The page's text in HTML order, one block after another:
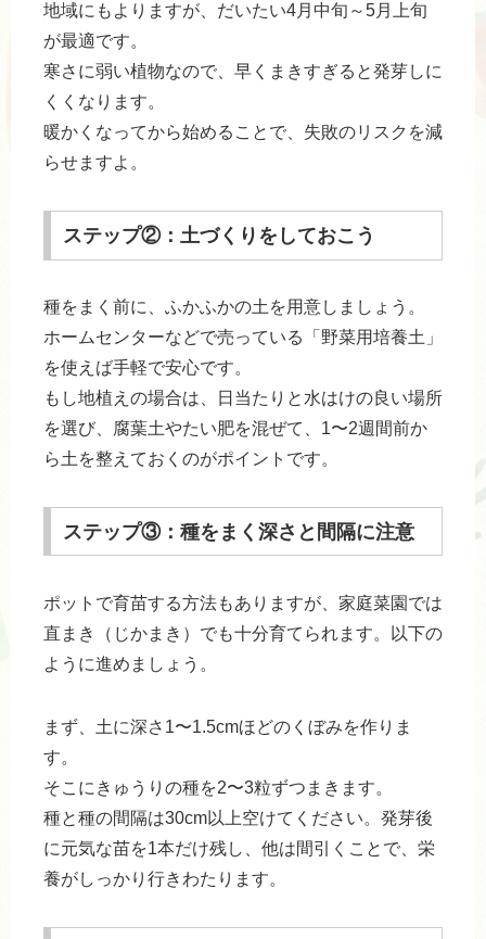
地域にもよりますが、だいたい4月中旬～5月上旬
が最適です。
寒さに弱い植物なので、早くまきすぎると発芽しに
くくなります。
暖かくなってから始めることで、失敗のリスクを減
らせますよ。
ステップ②：土づくりをしておこう
種をまく前に、ふかふかの土を用意しましょう。
ホームセンターなどで売っている「野菜用培養土」
を使えば手軽で安心です。
もし地植えの場合は、日当たりと水はけの良い場所
を選び、腐葉土やたい肥を混ぜて、1〜2週間前か
ら土を整えておくのがポイントです。
ステップ③：種をまく深さと間隔に注意
ポットで育苗する方法もありますが、家庭菜園では
直まき（じかまき）でも十分育てられます。以下の
ように進めましょう。
まず、土に深さ1〜1.5cmほどのくぼみを作りま
す。
そこにきゅうりの種を2〜3粒ずつまきます。
種と種の間隔は30cm以上空けてください。発芽後
に元気な苗を1本だけ残し、他は間引くことで、栄
養がしっかり行きわたります。